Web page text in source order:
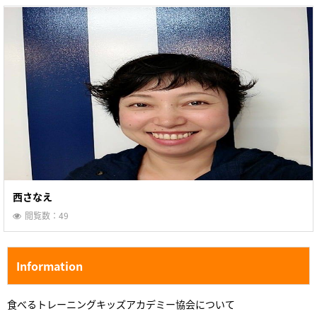
西さなえ
閲覧数：49
Information
食べるトレーニングキッズアカデミー協会について